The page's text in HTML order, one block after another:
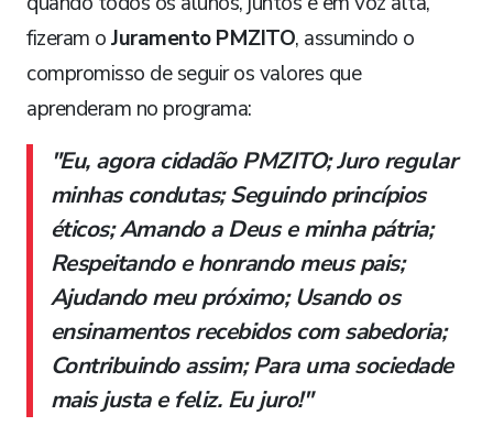
fizeram oJuramento PMZITO, assumindo o
compromisso de seguir os valores que
aprenderam no programa:
"Eu, agora cidadão PMZITO; Juro regular
minhas condutas; Seguindo princípios
éticos; Amando a Deus e minha pátria;
Respeitando e honrando meus pais;
Ajudando meu próximo; Usando os
ensinamentos recebidos com sabedoria;
Contribuindo assim; Para uma sociedade
mais justa e feliz. Eu juro!"